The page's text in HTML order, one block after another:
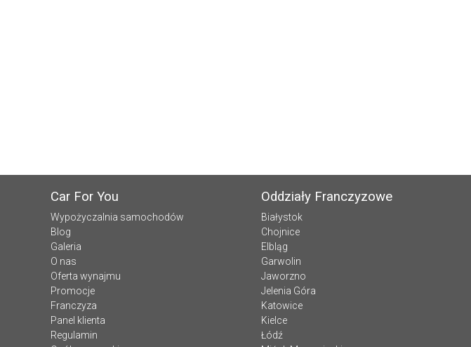
Car For You
Wypożyczalnia samochodów
Blog
Galeria
O nas
Oferta wynajmu
Promocje
Franczyza
Panel klienta
Regulamin
Oddziały Franczyzowe
Białystok
Chojnice
Elbląg
Garwolin
Jaworzno
Jelenia Góra
Katowice
Kielce
Łódź